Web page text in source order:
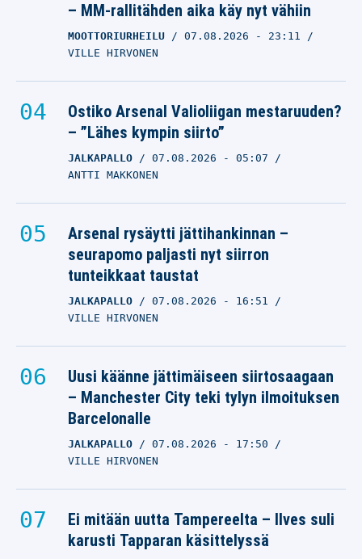
– MM-rallitähden aika käy nyt vähiin
MOOTTORIURHEILU 07.08.2026 - 23:11
VILLE HIRVONEN
Ostiko Arsenal Valioliigan mestaruuden?
– ”Lähes kympin siirto”
JALKAPALLO 07.08.2026 - 05:07
ANTTI MAKKONEN
Arsenal rysäytti jättihankinnan –
seurapomo paljasti nyt siirron
tunteikkaat taustat
JALKAPALLO 07.08.2026 - 16:51
VILLE HIRVONEN
Uusi käänne jättimäiseen siirtosaagaan
– Manchester City teki tylyn ilmoituksen
Barcelonalle
JALKAPALLO 07.08.2026 - 17:50
VILLE HIRVONEN
Ei mitään uutta Tampereelta – Ilves suli
karusti Tapparan käsittelyssä